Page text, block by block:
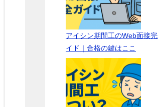
アイシン期間工のWeb面接
イド｜合格の鍵はここ